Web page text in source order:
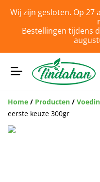
Wij zijn gesloten. Op 27
Bestellingen tijdens
Home / Producten /
eerste keuze 300gr